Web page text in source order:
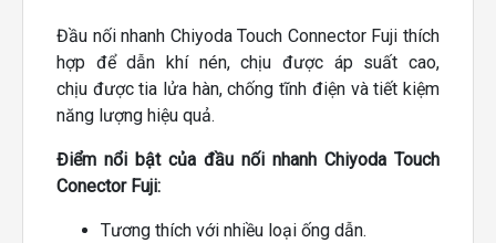
Đầu nối nhanh Chiyoda Touch Connector Fuji thích
hợp để dẫn khí nén, chịu được áp suất cao,
chịu được tia lửa hàn, chống tĩnh điện và tiết kiệm
năng lượng hiệu quả.
Điểm nổi bật của đầu nối nhanh Chiyoda Touch
Conector Fuji:
Tương thích với nhiều loại ống dẫn.